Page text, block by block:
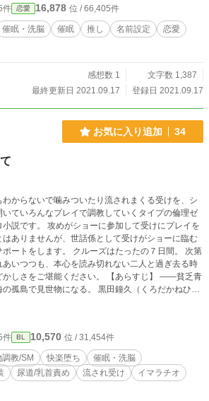
件 恋愛 16,878 位 / 66,405件
催眠・洗脳 催眠 推し 名前設定
恋愛
感想数 1
文字数 1,387
最終更新日 2021.09.17
登録日 2021.09.17
お気に入り追加 34
わからないで噛みついたり流されまくる受けを、シ
いていろんなプレイで調教していくタイプの倫理ゼ
小説です。 攻めがショーに参加して受けにプレイを
はありませんが、世話係として受けがショーに臨む
す。 クルーズはたったの７日間。 次第
あいつつも、本心を読み切れない二人と過ぎ去る時
をご堪能ください。 【あらすじ】 ――貧乏青
見世物になる。 黒田鐘久（くろだかねひ
院生。下の子二人を養う彼の通帳は今月を乗り切
船に「商品（アルバイト）」として７日間働くこと
その甘くも過酷な環境の中で世話係の青年「ゆう」
素】 すざくリン宅：黒田 鐘久(く
ひさ・受け)がドすけべな調教ショーで散々な目に遭
屋に戻れば 琥珀小紅様宅：緋野 夕(ひの ゆう・攻
件 BL 10,570 位 / 31,454件
調教/SM 快楽堕ち
催眠・洗脳
尿道/乳首責め 流され受け
イマラチオ